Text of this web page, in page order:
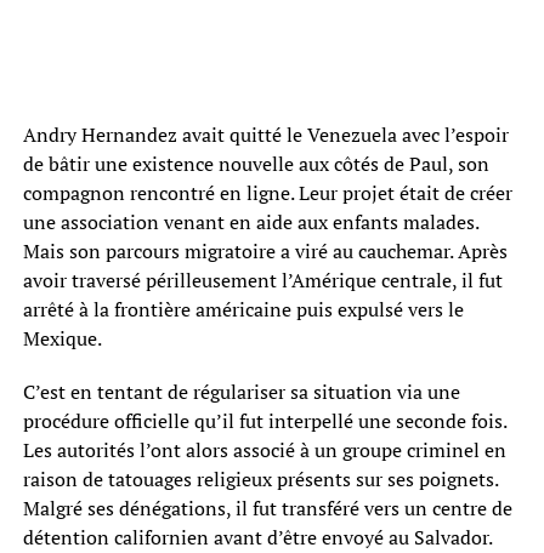
Andry Hernandez avait quitté le Venezuela avec l’espoir
de bâtir une existence nouvelle aux côtés de Paul, son
compagnon rencontré en ligne. Leur projet était de créer
une association venant en aide aux enfants malades.
Mais son parcours migratoire a viré au cauchemar. Après
avoir traversé périlleusement l’Amérique centrale, il fut
arrêté à la frontière américaine puis expulsé vers le
Mexique.
C’est en tentant de régulariser sa situation via une
procédure officielle qu’il fut interpellé une seconde fois.
Les autorités l’ont alors associé à un groupe criminel en
raison de tatouages religieux présents sur ses poignets.
Malgré ses dénégations, il fut transféré vers un centre de
détention californien avant d’être envoyé au Salvador.